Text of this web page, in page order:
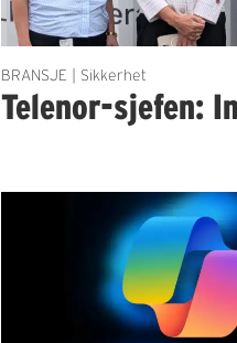
BRANSJE | Sikkerhet
Telenor-sjefen: